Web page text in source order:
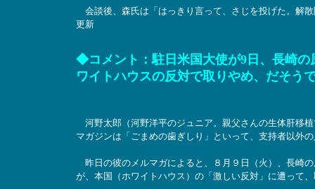
会談後、森氏は「はっきり言って、さじを投げた。解
更新
◆コメント：駐日米国大使が9日、長崎
ワイトハウスの反対で取りやめ、だそう
河野太郎（河野洋平のジュニア。親父さんの生体肝移
マガジンは「ごまめの歯ぎしり」といって、支持者以外
昨日の彼のメルマガによると、８月９日（火）、長崎
が、本国（ホワイトハウス）の「激しい反対」に遭って